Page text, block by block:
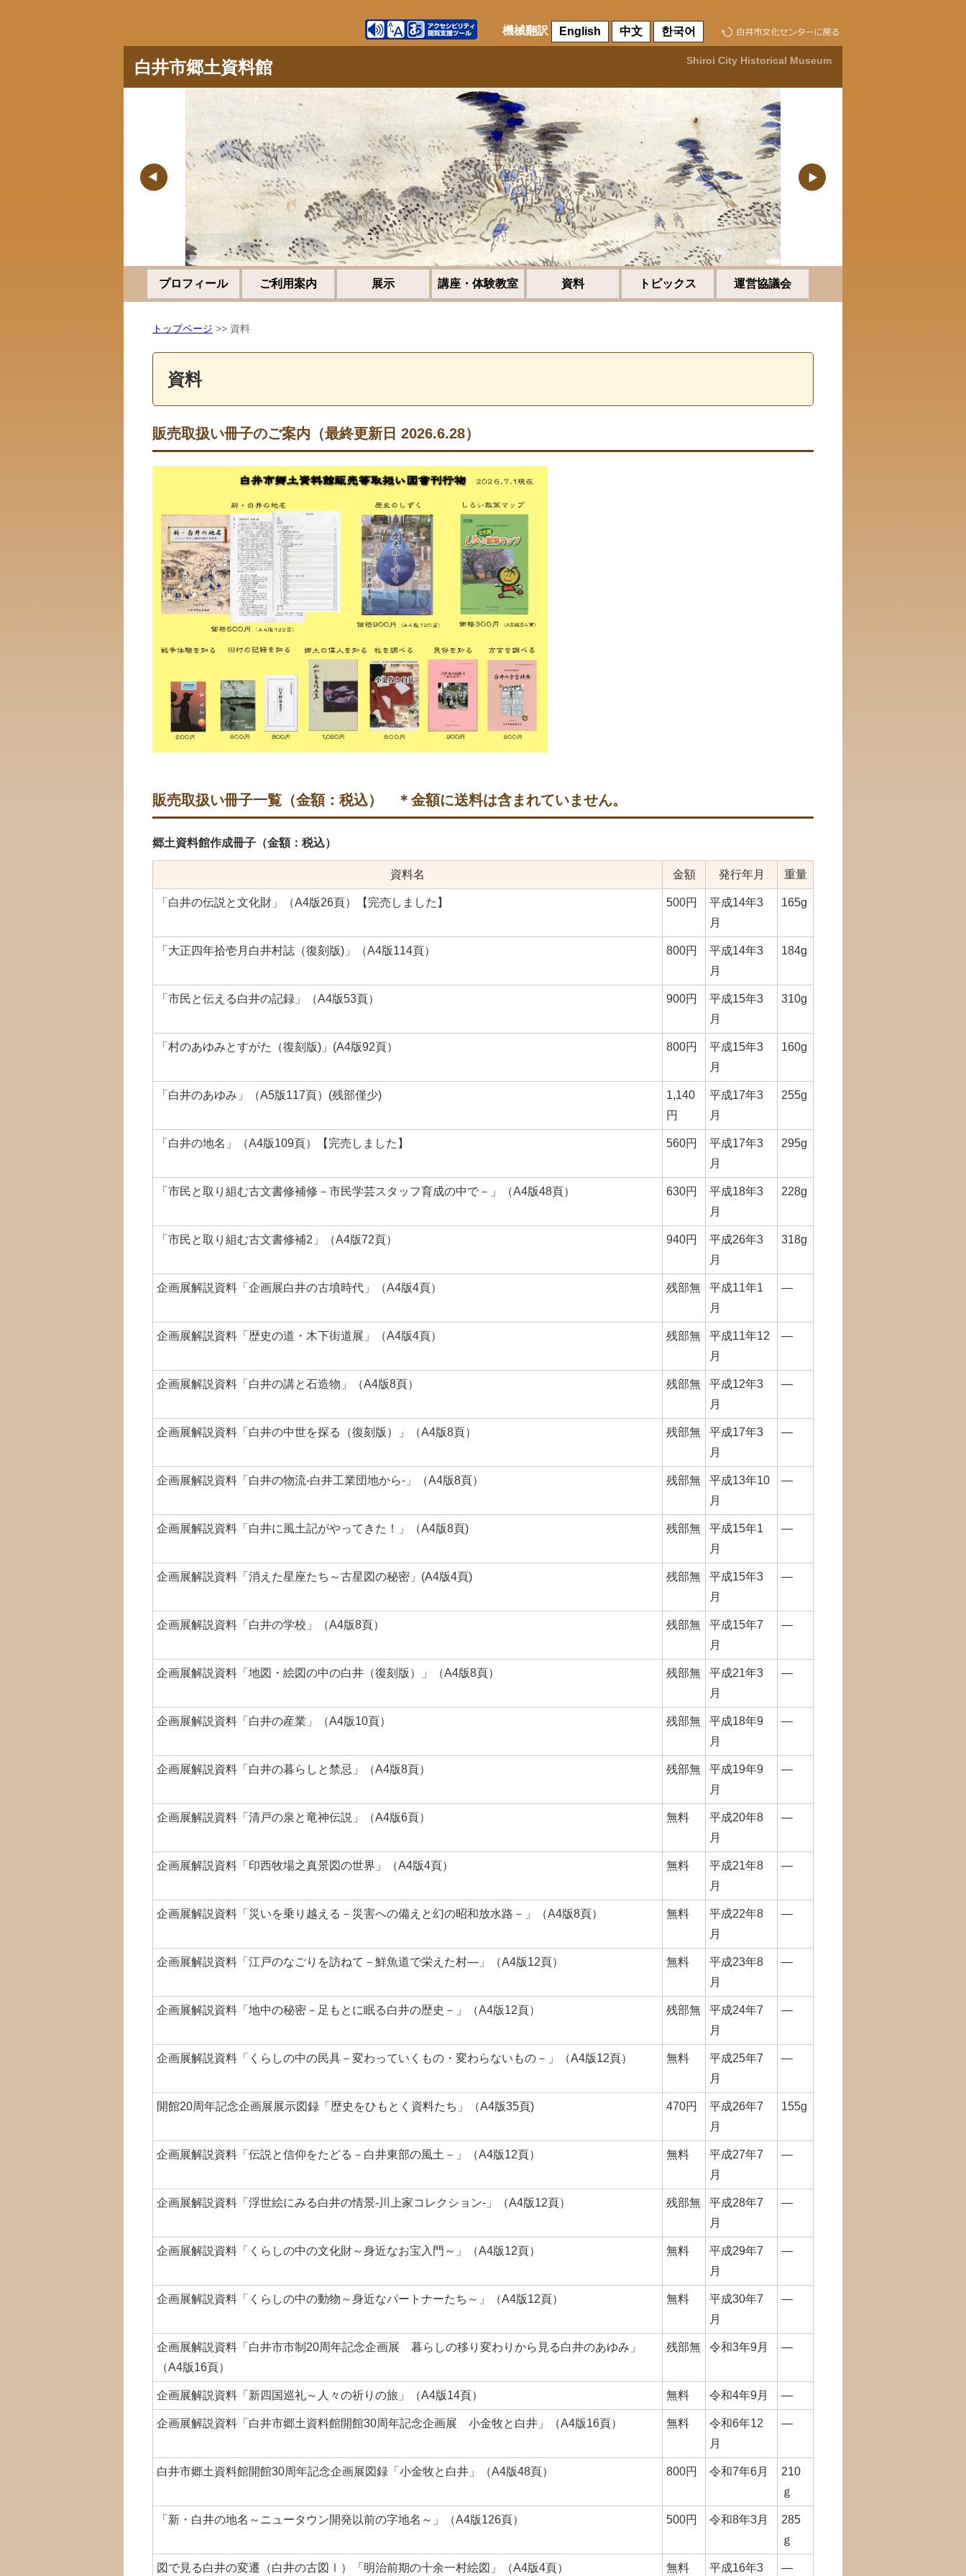
機械翻訳 English 中文 한국어
白井市郷土資料館 Shiroi City Historical Museum
プロフィール ご利用案内 展示 講座・体験教室 資料 トピックス 運営協議会
トップページ >> 資料
資料
販売取扱い冊子のご案内（最終更新日 2026.6.28）
販売取扱い冊子一覧（金額：税込） ＊金額に送料は含まれていません。
郷土資料館作成冊子（金額：税込）
資料名 金額 発行年月 重量
「白井の伝説と文化財」（A4版26頁）【完売しました】 500円
平成14年3
月
165g
「大正四年拾壱月白井村誌（復刻版)」（A4版114頁） 800円
平成14年3
月
184g
「市民と伝える白井の記録」（A4版53頁） 900円
平成15年3
月
310g
「村のあゆみとすがた（復刻版)」(A4版92頁） 800円
平成15年3
月
160g
「白井のあゆみ」（A5版117頁）(残部僅少)
1,140
円
平成17年3
月
255g
「白井の地名」（A4版109頁）【完売しました】 560円
平成17年3
月
295g
「市民と取り組む古文書修補修－市民学芸スタッフ育成の中で－」（A4版48頁） 630円
平成18年3
月
228g
「市民と取り組む古文書修補2」（A4版72頁） 940円
平成26年3
月
318g
企画展解説資料「企画展白井の古墳時代」（A4版4頁） 残部無
平成11年1
月
―
企画展解説資料「歴史の道・木下街道展」（A4版4頁） 残部無
平成11年12
月
―
企画展解説資料「白井の講と石造物」（A4版8頁） 残部無
平成12年3
月
―
企画展解説資料「白井の中世を探る（復刻版）」（A4版8頁） 残部無
平成17年3
月
―
企画展解説資料「白井の物流-白井工業団地から-」（A4版8頁） 残部無
平成13年10
月
―
企画展解説資料「白井に風土記がやってきた！」（A4版8頁) 残部無
平成15年1
月
―
企画展解説資料「消えた星座たち～古星図の秘密」(A4版4頁) 残部無
平成15年3
月
―
企画展解説資料「白井の学校」（A4版8頁） 残部無
平成15年7
月
―
企画展解説資料「地図・絵図の中の白井（復刻版）」（A4版8頁） 残部無
平成21年3
月
―
企画展解説資料「白井の産業」（A4版10頁） 残部無
平成18年9
月
―
企画展解説資料「白井の暮らしと禁忌」（A4版8頁） 残部無
平成19年9
月
―
企画展解説資料「清戸の泉と竜神伝説」（A4版6頁） 無料
平成20年8
月
―
企画展解説資料「印西牧場之真景図の世界」（A4版4頁） 無料
平成21年8
月
―
企画展解説資料「災いを乗り越える－災害への備えと幻の昭和放水路－」（A4版8頁） 無料
平成22年8
月
―
企画展解説資料「江戸のなごりを訪ねて－鮮魚道で栄えた村―」（A4版12頁） 無料
平成23年8
月
―
企画展解説資料「地中の秘密－足もとに眠る白井の歴史－」（A4版12頁） 残部無
平成24年7
月
―
企画展解説資料「くらしの中の民具－変わっていくもの・変わらないもの－」（A4版12頁） 無料
平成25年7
月
―
開館20周年記念企画展展示図録「歴史をひもとく資料たち」（A4版35頁) 470円
平成26年7
月
155g
企画展解説資料「伝説と信仰をたどる－白井東部の風土－」（A4版12頁） 無料
平成27年7
月
―
企画展解説資料「浮世絵にみる白井の情景-川上家コレクション‐」（A4版12頁） 残部無
平成28年7
月
―
企画展解説資料「くらしの中の文化財～身近なお宝入門～」（A4版12頁） 無料
平成29年7
月
―
企画展解説資料「くらしの中の動物～身近なパートナーたち～」（A4版12頁） 無料
平成30年7
月
―
企画展解説資料「白井市市制20周年記念企画展 暮らしの移り変わりから見る白井のあゆみ」
（A4版16頁）
残部無 令和3年9月 ―
企画展解説資料「新四国巡礼～人々の祈りの旅」（A4版14頁） 無料 令和4年9月 ―
企画展解説資料「白井市郷土資料館開館30周年記念企画展 小金牧と白井」（A4版16頁） 無料
令和6年12
月
―
白井市郷土資料館開館30周年記念企画展図録「小金牧と白井」（A4版48頁） 800円 令和7年6月
210
ｇ
「新・白井の地名～ニュータウン開発以前の字地名～」（A4版126頁） 500円 令和8年3月
285
ｇ
図で見る白井の変遷（白井の古図Ⅰ）「明治前期の十余一村絵図」（A4版4頁） 無料 平成16年3 ―